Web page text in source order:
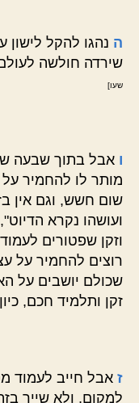
ה נהגו להקל
שירדה חולשה
שעו]
ו אבל בתוך שבעה
מותר לו להחמיר על
שום חשש, וגם אין
ועושהו נקרא
וזקן שפטורים
רוצים להחמיר על
שכולם יושבים על
זקן ותלמיד חכם,
ז אבל חייב לעמוד
למקום, ולא שייך